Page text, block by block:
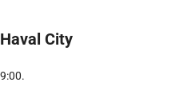
City